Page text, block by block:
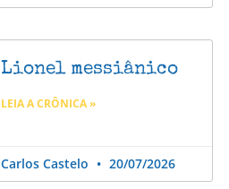
Lionel messiânico
LEIA A CRÔNICA »
Carlos Castelo 20/07/2026